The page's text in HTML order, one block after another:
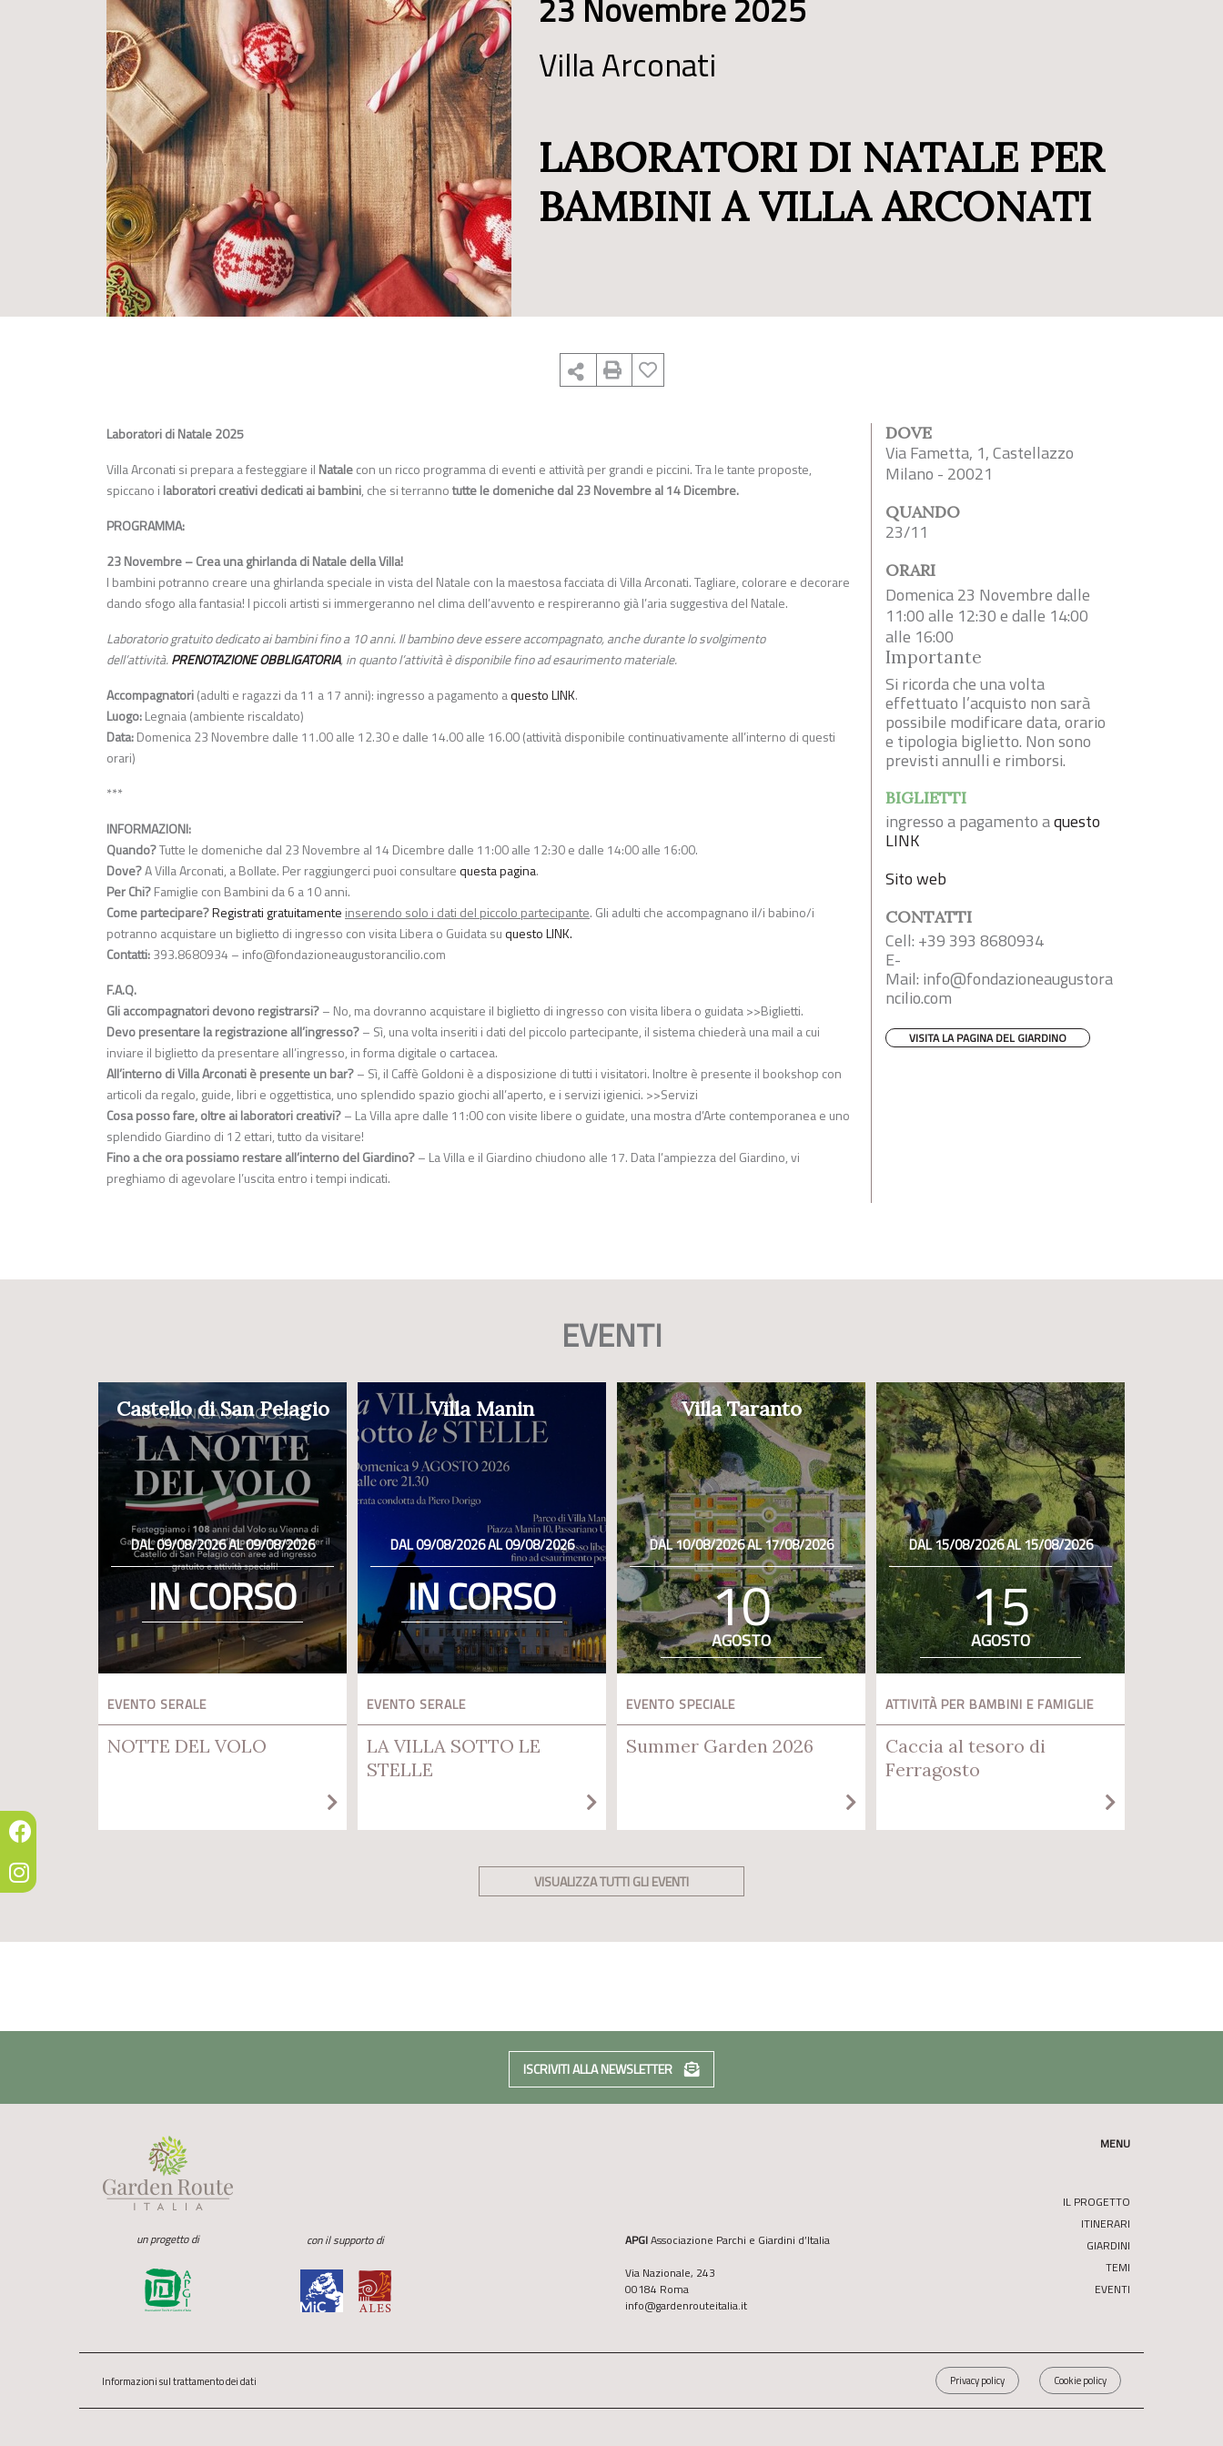
23 Novembre 2025
Villa Arconati
LABORATORI DI NATALE PER
BAMBINI A VILLA ARCONATI
Laboratori di Natale 2025
Villa Arconati si prepara a festeggiare il Natalecon un ricco programma di eventi e attività per grandi e piccini. Tra le tante proposte,
spiccano i laboratori creativi dedicati ai bambini, che si terrannotutte le domeniche dal 23 Novembre al 14 Dicembre.
PROGRAMMA:
23 Novembre – Crea una ghirlanda di Natale della Villa!
I bambini potranno creare una ghirlanda speciale in vista del Natale con la maestosa facciata di Villa Arconati. Tagliare, colorare e decorare
dando sfogo alla fantasia! I piccoli artisti si immergeranno nel clima dell’avvento e respireranno già l’aria suggestiva del Natale.
Laboratorio gratuito dedicato ai bambini fino a 10 anni. Il bambino deve essere accompagnato, anche durante lo svolgimento
dell’attività.PRENOTAZIONE OBBLIGATORIA, in quanto l’attività è disponibile fino ad esaurimento materiale.
Accompagnatori(adulti e ragazzi da 11 a 17 anni): ingresso a pagamento aquesto LINK.
Luogo:Legnaia (ambiente riscaldato)
Data:Domenica 23 Novembre dalle 11.00 alle 12.30 e dalle 14.00 alle 16.00 (attività disponibile continuativamente all’interno di questi
orari)
***
INFORMAZIONI:
Quando?Tutte le domeniche dal 23 Novembre al 14 Dicembre dalle 11:00 alle 12:30 e dalle 14:00 alle 16:00.
Dove?A Villa Arconati, a Bollate. Per raggiungerci puoi consultarequesta pagina.
Per Chi?Famiglie con Bambini da 6 a 10 anni.
Come partecipare?Registrati gratuitamente inserendo solo i dati del piccolo partecipante. Gli adulti che accompagnano il/i babino/i
potranno acquistare un biglietto di ingresso con visita Libera o Guidata suquesto LINK.
Contatti:393.8680934 – info@fondazioneaugustorancilio.com
F.A.Q.
Gli accompagnatori devono registrarsi?– No, ma dovranno acquistare il biglietto di ingresso con visita libera o guidata >>Biglietti.
Devo presentare la registrazione all’ingresso?– Sì, una volta inseriti i dati del piccolo partecipante, il sistema chiederà una mail a cui
inviare il biglietto da presentare all’ingresso, in forma digitale o cartacea.
All’interno di Villa Arconati è presente un bar?– Sì, il Caffè Goldoni è a disposizione di tutti i visitatori. Inoltre è presente il bookshop con
articoli da regalo, guide, libri e oggettistica, uno splendido spazio giochi all’aperto, e i servizi igienici. >>Servizi
Cosa posso fare, oltre ai laboratori creativi?– La Villa apre dalle 11:00 con visite libere o guidate, una mostra d’Arte contemporanea e uno
splendido Giardino di 12 ettari, tutto da visitare!
Fino a che ora possiamo restare all’interno del Giardino?– La Villa e il Giardino chiudono alle 17. Data l’ampiezza del Giardino, vi
preghiamo di agevolare l’uscita entro i tempi indicati.
DOVE
Via Fametta, 1, Castellazzo
Milano - 20021
QUANDO
23/11
ORARI
Domenica 23 Novembre dalle
11:00 alle 12:30 e dalle 14:00
alle 16:00
Importante
Si ricorda che una volta
effettuato l’acquisto non sarà
possibile modificare data, orario
e tipologia biglietto. Non sono
previsti annulli e rimborsi.
BIGLIETTI
ingresso a pagamento aquesto
LINK
Sito web
CONTATTI
Cell: +39 393 8680934
E-
Mail: info@fondazioneaugustora
ncilio.com
VISITA LA PAGINA DEL GIARDINO
EVENTI
Castello di San Pelagio
DAL 09/08/2026 AL 09/08/2026
IN CORSO
EVENTO SERALE
NOTTE DEL VOLO
Villa Manin
DAL 09/08/2026 AL 09/08/2026
IN CORSO
EVENTO SERALE
LA VILLA SOTTO LE
STELLE
Villa Taranto
DAL 10/08/2026 AL 17/08/2026
10
AGOSTO
EVENTO SPECIALE
Summer Garden 2026
DAL 15/08/2026 AL 15/08/2026
15
AGOSTO
ATTIVITÀ PER BAMBINI E FAMIGLIE
Caccia al tesoro di
Ferragosto
VISUALIZZA TUTTI GLI EVENTI
ISCRIVITI ALLA NEWSLETTER
un progetto di con il supporto di APGIAssociazione Parchi e Giardini d’Italia
Via Nazionale, 243
00184 Roma
info@gardenrouteitalia.it
MENU
IL PROGETTO
ITINERARI
GIARDINI
TEMI
EVENTI
Informazioni sul trattamento dei dati Privacy policy Cookie policy